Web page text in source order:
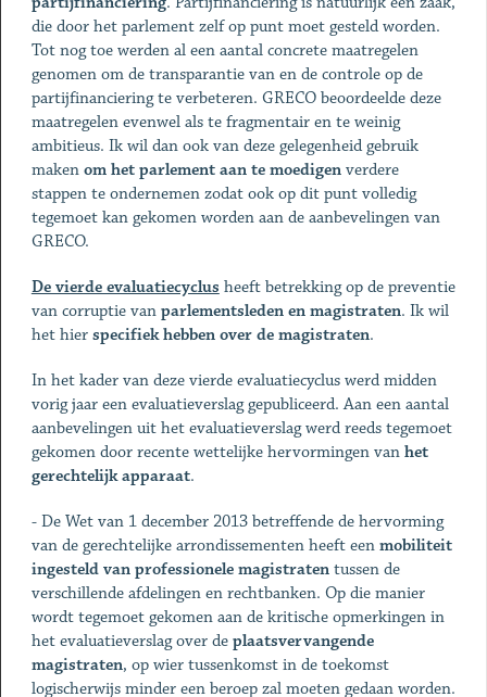
die door het parlement zelf op punt moet gesteld worden.
Tot nog toe werden al een aantal concrete maatregelen
genomen om de transparantie van en de controle op de
partijfinanciering te verbeteren. GRECO beoordeelde deze
maatregelen evenwel als te fragmentair en te weinig
ambitieus. Ik wil dan ook van deze gelegenheid gebruik
maken om het parlement aan te moedigenverdere
stappen te ondernemen zodat ook op dit punt volledig
tegemoet kan gekomen worden aan de aanbevelingen van
GRECO.
De vierde evaluatiecyclus heeft betrekking op de preventie
van corruptie van parlementsleden en magistraten. Ik wil
het hier specifiek hebben over de magistraten.
In het kader van deze vierde evaluatiecyclus werd midden
vorig jaar een evaluatieverslag gepubliceerd. Aan een aantal
aanbevelingen uit het evaluatieverslag werd reeds tegemoet
gekomen door recente wettelijke hervormingen van het
gerechtelijk apparaat.
- De Wet van 1 december 2013 betreffende de hervorming
van de gerechtelijke arrondissementen heeft een mobiliteit
ingesteld van professionele magistratentussen de
verschillende afdelingen en rechtbanken. Op die manier
wordt tegemoet gekomen aan de kritische opmerkingen in
het evaluatieverslag over de plaatsvervangende
magistraten, op wier tussenkomst in de toekomst
logischerwijs minder een beroep zal moeten gedaan worden.